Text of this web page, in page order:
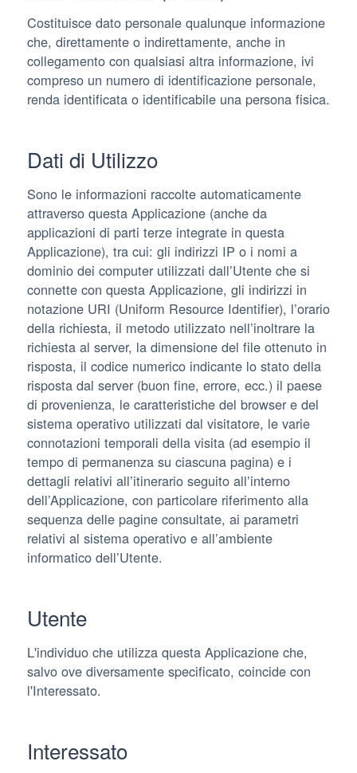
Costituisce dato personale qualunque informazione
che, direttamente o indirettamente, anche in
collegamento con qualsiasi altra informazione, ivi
compreso un numero di identificazione personale,
renda identificata o identificabile una persona fisica.
Dati di Utilizzo
Sono le informazioni raccolte automaticamente
attraverso questa Applicazione (anche da
applicazioni di parti terze integrate in questa
Applicazione), tra cui: gli indirizzi IP o i nomi a
dominio dei computer utilizzati dall’Utente che si
connette con questa Applicazione, gli indirizzi in
notazione URI (Uniform Resource Identifier), l’orario
della richiesta, il metodo utilizzato nell’inoltrare la
richiesta al server, la dimensione del file ottenuto in
risposta, il codice numerico indicante lo stato della
risposta dal server (buon fine, errore, ecc.) il paese
di provenienza, le caratteristiche del browser e del
sistema operativo utilizzati dal visitatore, le varie
connotazioni temporali della visita (ad esempio il
tempo di permanenza su ciascuna pagina) e i
dettagli relativi all’itinerario seguito all’interno
dell’Applicazione, con particolare riferimento alla
sequenza delle pagine consultate, ai parametri
relativi al sistema operativo e all’ambiente
informatico dell’Utente.
Utente
L'individuo che utilizza questa Applicazione che,
salvo ove diversamente specificato, coincide con
l'Interessato.
Interessato